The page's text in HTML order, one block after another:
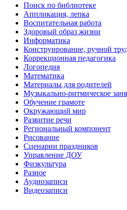
Поиск по библиотеке
Аппликация, лепка
Воспитательная работа
Здоровый образ жизни
Информатика
Конструирование, ручной
Коррекционная педагогика
Логопедия
Математика
Материалы для родителей
Музыкально-ритмическое
Обучение грамоте
Окружающий мир
Развитие речи
Региональный компонент
Рисование
Сценарии праздников
Управление ДОУ
Физкультура
Разное
Аудиозаписи
Видеозаписи